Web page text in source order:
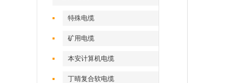
特殊电缆
矿用电缆
本安计算机电缆
丁晴复合软电缆